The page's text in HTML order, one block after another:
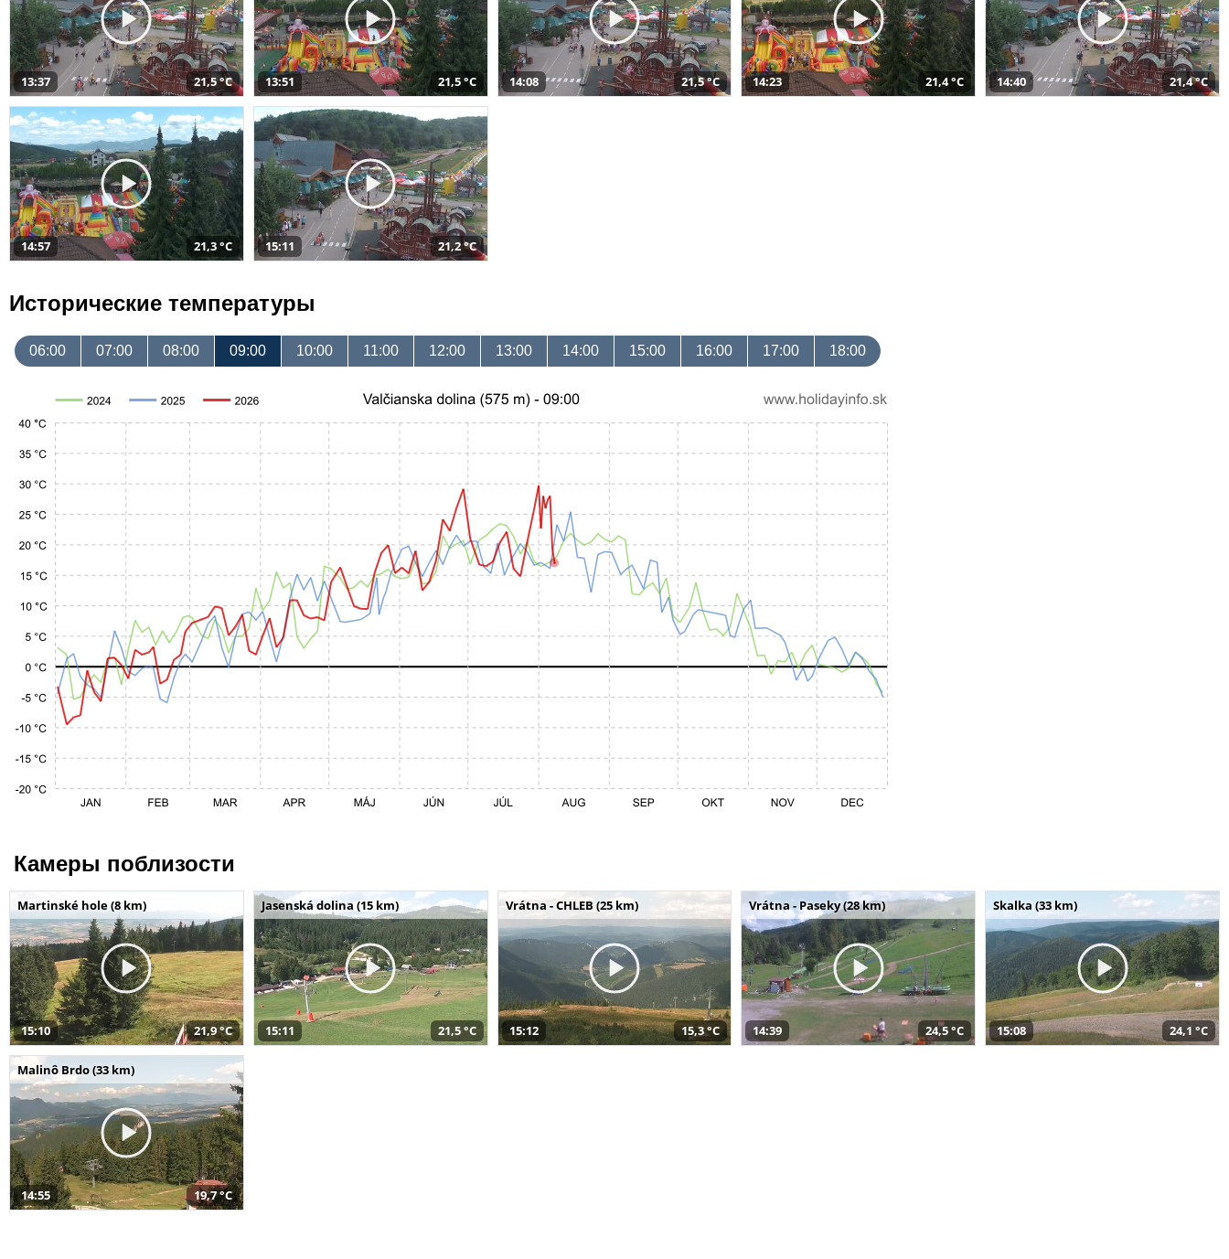
13:37 21,5 °C 13:51 21,5 °C 14:08 21,5 °C 14:23 21,4 °C 14:40 21,4 °C
14:57 21,3 °C 15:11 21,2 °C
Исторические температуры
06:00 07:00 08:00 09:00 10:00 11:00 12:00 13:00 14:00 15:00 16:00 17:00 18:00
Камеры поблизости
Martinské hole (8 km)
15:10 21,9 °C
Jasenská dolina (15 km)
15:11 21,5 °C
Vrátna - CHLEB (25 km)
15:12 15,3 °C
Vrátna - Paseky (28 km)
14:39 24,5 °C
Skalka (33 km)
15:08 24,1 °C
Malinô Brdo (33 km)
14:55 19,7 °C